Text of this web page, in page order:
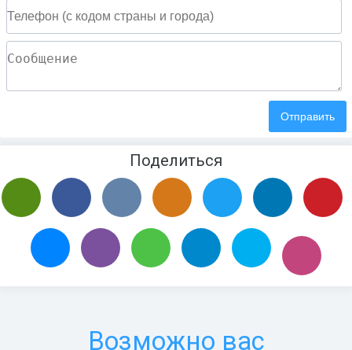
Поделиться
Возможно вас